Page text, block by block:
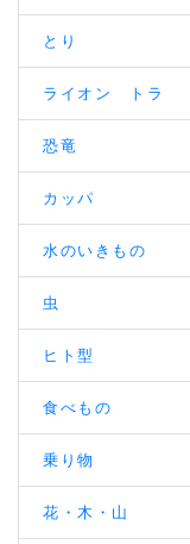
とり
ライオン トラ
恐竜
カッパ
水のいきもの
虫
ヒト型
食べもの
乗り物
花・木・山